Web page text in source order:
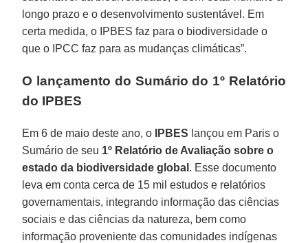
longo prazo e o desenvolvimento sustentável. Em
certa medida, o IPBES faz para o biodiversidade o
que o IPCC faz para as mudanças climáticas”.
O lançamento do Sumário do 1º Relatório
do IPBES
Em 6 de maio deste ano, o IPBES lançou em Paris o
Sumário de seu 1º Relatório de Avaliação sobre o
estado da biodiversidade global . Esse documento
leva em conta cerca de 15 mil estudos e relatórios
governamentais, integrando informação das ciências
sociais e das ciências da natureza, bem como
informação proveniente das comunidades indígenas